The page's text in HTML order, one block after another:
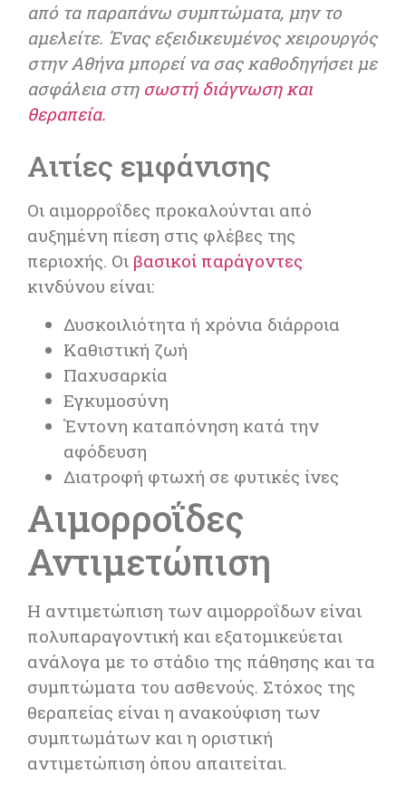
από τα παραπάνω συμπτώματα, μην το
αμελείτε. Ένας εξειδικευμένος χειρουργός
στην Αθήνα μπορεί να σας καθοδηγήσει με
ασφάλεια στη σωστή διάγνωση και
θεραπεία.
Αιτίες εμφάνισης
Οι αιμορροΐδες προκαλούνται από
αυξημένη πίεση στις φλέβες της
περιοχής. Οι βασικοί παράγοντες
κινδύνου είναι:
Δυσκοιλιότητα ή χρόνια διάρροια
Καθιστική ζωή
Παχυσαρκία
Εγκυμοσύνη
Έντονη καταπόνηση κατά την
αφόδευση
Διατροφή φτωχή σε φυτικές ίνες
Αιμορροΐδες
Αντιμετώπιση
Η αντιμετώπιση των αιμορροΐδων είναι
πολυπαραγοντική και εξατομικεύεται
ανάλογα με το στάδιο της πάθησης και τα
συμπτώματα του ασθενούς. Στόχος της
θεραπείας είναι η ανακούφιση των
συμπτωμάτων και η οριστική
αντιμετώπιση όπου απαιτείται.